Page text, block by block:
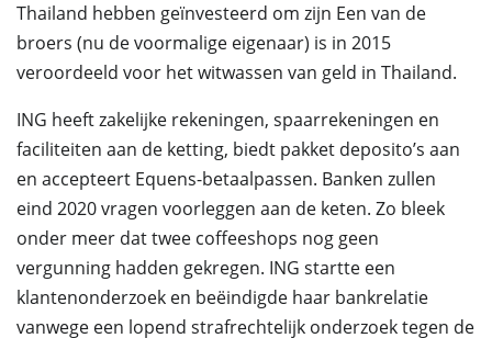
Thailand hebben geïnvesteerd om zijn Een van de
broers (nu de voormalige eigenaar) is in 2015
veroordeeld voor het witwassen van geld in Thailand.
ING heeft zakelijke rekeningen, spaarrekeningen en
faciliteiten aan de ketting, biedt pakket deposito’s aan
en accepteert Equens-betaalpassen. Banken zullen
eind 2020 vragen voorleggen aan de keten. Zo bleek
onder meer dat twee coffeeshops nog geen
vergunning hadden gekregen. ING startte een
klantenonderzoek en beëindigde haar bankrelatie
vanwege een lopend strafrechtelijk onderzoek tegen de